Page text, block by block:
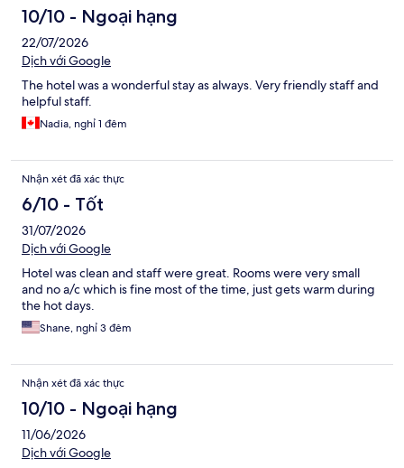
10/10 - Ngoại hạng
22/07/2026
Dịch với Google
The hotel was a wonderful stay as always. Very friendly staff and
helpful staff.
Nadia, nghỉ 1 đêm
Nhận xét đã xác thực
6/10 - Tốt
31/07/2026
Dịch với Google
Hotel was clean and staff were great. Rooms were very small
and no a/c which is fine most of the time, just gets warm during
the hot days.
Shane, nghỉ 3 đêm
Nhận xét đã xác thực
10/10 - Ngoại hạng
11/06/2026
Dịch với Google